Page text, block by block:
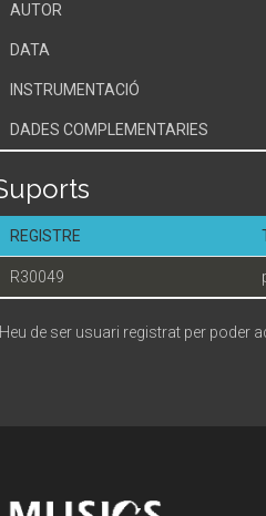
AUTOR
DATA
INSTRUMENTACIÓ
DADES COMPLEMENTARIES
REGISTRE
R30049
Heu de ser usuari registrat per poder